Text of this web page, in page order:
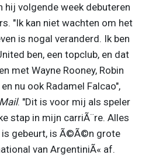
hij volgende week debuteren
"Ik kan niet wachten om het
is nogal veranderd. Ik ben
ben, een topclub, en dat
met Wayne Rooney, Robin
nu ook Radamel Falcao",
. "Dit is voor mij als speler
stap in mijn carriÃ¨re. Alles
gebeurt, is Ã©Ã©n grote
van ArgentiniÃ« af.